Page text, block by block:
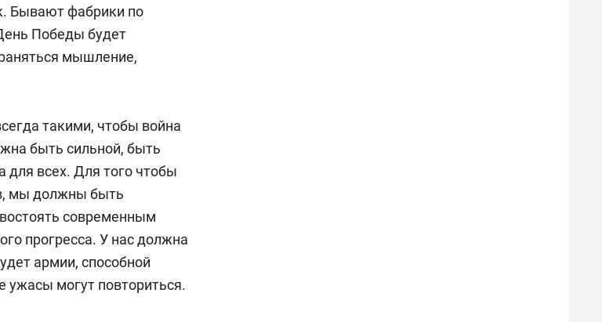
Бывают фабрики по
Победы будет
мышление,
такими, чтобы война
быть сильной, быть
для всех. Для того чтобы
мы должны быть
современным
прогресса. У нас должна
армии, способной
ужасы могут повториться.